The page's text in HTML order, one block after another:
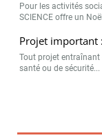
Pour les activités
SCIENCE offre un
Projet important
Tout projet
santé ou de sécurité...